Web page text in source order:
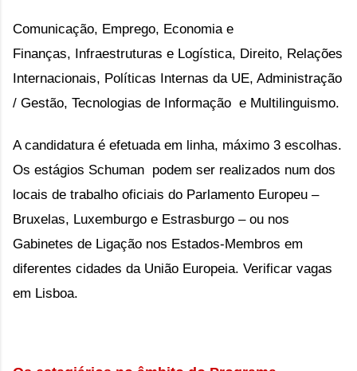
Comunicação, Emprego, Economia e
Finanças, Infraestruturas e Logística, Direito, Relações
Internacionais, Políticas Internas da UE, Administração
/ Gestão, Tecnologias de Informação e Multilinguismo.
A candidatura é efetuada em linha, máximo 3 escolhas.
Os estágios Schuman podem ser realizados num dos
locais de trabalho oficiais do Parlamento Europeu –
Bruxelas, Luxemburgo e Estrasburgo – ou nos
Gabinetes de Ligação nos Estados-Membros em
diferentes cidades da União Europeia. Verificar vagas
em Lisboa.